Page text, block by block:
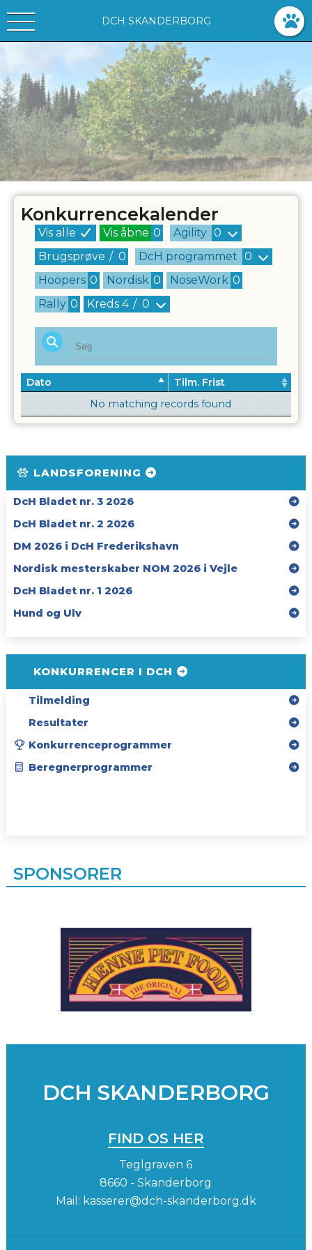
DCH SKANDERBORG
Konkurrencekalender
Vis alle Vis åbne 0 Agility 0
Brugsprøve / 0 DcH programmet 0
Hoopers 0 Nordisk 0 NoseWork 0
Rally 0 Kreds 4 / 0
Dato
Tilm. Frist
No matching records found
LANDSFORENING
DcH Bladet nr. 3 2026
DcH Bladet nr. 2 2026
DM 2026 i DcH Frederikshavn
Nordisk mesterskaber NOM 2026 i Vejle
DcH Bladet nr. 1 2026
Hund og Ulv
KONKURRENCER I DCH
Tilmelding
Resultater
Konkurrenceprogrammer
Beregnerprogrammer
SPONSORER
DCH SKANDERBORG
FIND OS HER
Teglgraven 6
8660 - Skanderborg
Mail: kasserer@dch-skanderborg.dk